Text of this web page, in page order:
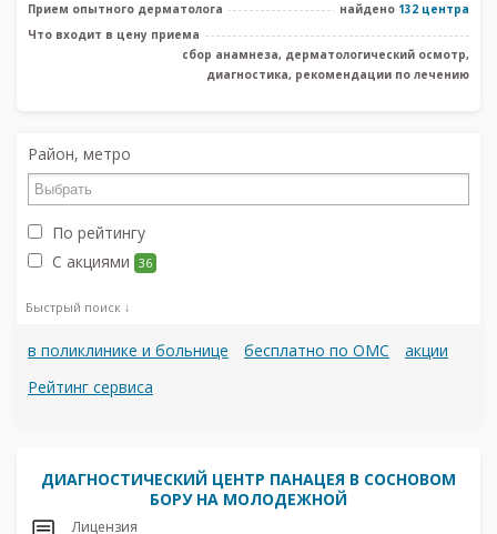
Прием опытного дерматолога
найдено 132 центра
Что входит в цену приема
сбор анамнеза, дерматологический осмотр,
диагностика, рекомендации по лечению
Район, метро
По рейтингу
С акциями 36
Быстрый поиск ↓
в поликлинике и больнице бесплатно по ОМС
акции
Рейтинг сервиса
ДИАГНОСТИЧЕСКИЙ ЦЕНТР ПАНАЦЕЯ В СОСНОВОМ
БОРУ НА МОЛОДЕЖНОЙ
Лицензия